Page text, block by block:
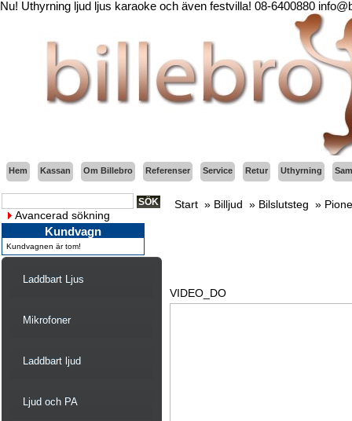
Nu! Uthyrning ljud ljus karaoke och även festvilla! 08-6400880
Hem Kassan Om Billebro Referenser Service Retur Uthyrning
Avancerad sökning
Kundvagn
Kundvagnen är tom!
Laddbart Ljus
Mikrofoner
Laddbart ljud
Ljud och PA
Start » Billjud » Bilslutsteg »
VIDEO_DO